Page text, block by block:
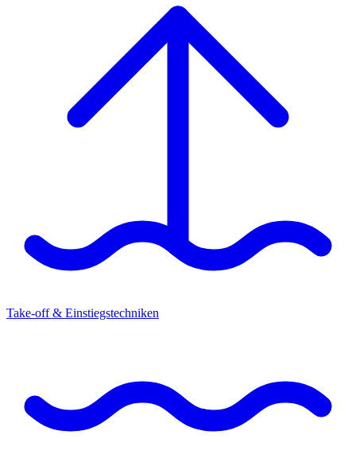
Take-off & Einstiegstechniken